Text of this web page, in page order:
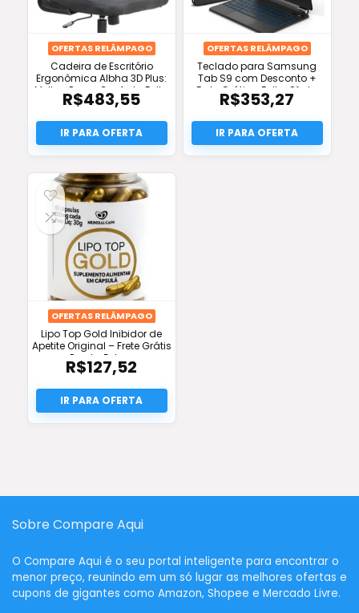
OFERTAS RELÂMPAGO
Cadeira de Escritório
Ergonômica Albha 3D Plus:
Melhor Preço, Conforto Full e
Frete Grátis!
R$483,55
OFERTAS RELÂMPAGO
Teclado para Samsung
Tab S9 com Desconto +
Frete Grátis e Full – Oferta
Imperdível!
R$353,27
OFERTAS RELÂMPAGO
Lipo Top Gold Inibidor de
Apetite Original – Frete Grátis
e Pronta Entrega
R$127,52
Sobre Compare Aqui
O Compare Aqui é o seu portal inteligente para encontrar o
menor preço, reunindo em um só lugar as melhores ofertas e
cupons de gigantes como Amazon, Shopee e Mercado Livre.